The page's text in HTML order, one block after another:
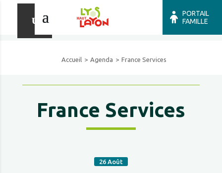
PORTAIL
FAMILLE
Accueil Agenda France Services
France Services
26 Août